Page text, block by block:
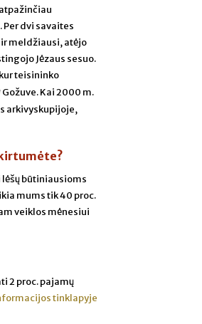
dvi savaites
meldžiausi, atėjo
Jėzaus sesuo.
teisininko
Gožuve. Kai 2000 m.
arkivyskupijoje,
lėšų būtiniausioms
mums tik 40 proc.
veiklos mėnesiui
2 proc. pajamų
tinklapyje